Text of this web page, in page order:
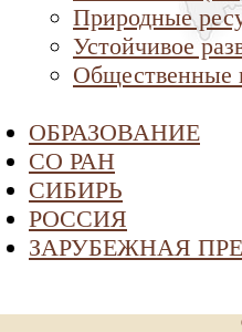
Природные
Устойчивое
Общественные
ОБРАЗОВАНИЕ
СО РАН
СИБИРЬ
РОССИЯ
ЗАРУБЕЖНАЯ